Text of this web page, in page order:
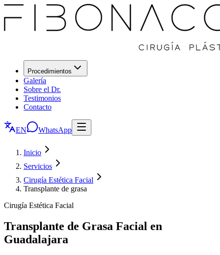
Procedimientos
Galería
Sobre el Dr.
Testimonios
Contacto
EN WhatsApp
Inicio
Servicios
Cirugía Estética Facial
Transplante de grasa
Cirugía Estética Facial
Transplante de Grasa Facial en
Guadalajara